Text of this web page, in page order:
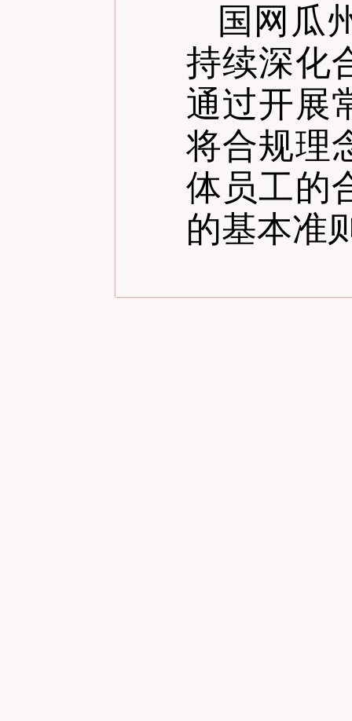
国网瓜
持续深化
通过开展
将合规理
体员工的
的基本准